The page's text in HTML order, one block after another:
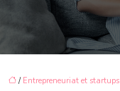
/ Entrepreneuriat et startups